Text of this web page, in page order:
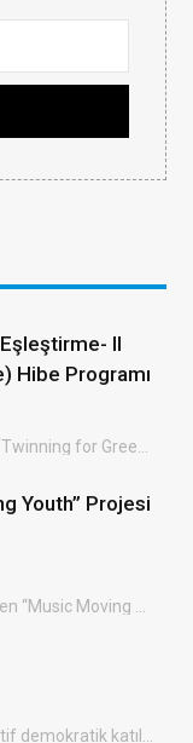
II
Hibe Programı
Youth” Projesi